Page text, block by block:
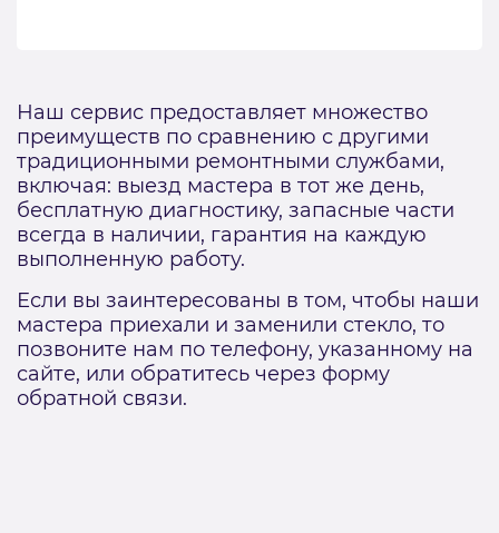
Наш сервис предоставляет множество
преимуществ по сравнению с другими
традиционными ремонтными службами,
включая: выезд мастера в тот же день,
бесплатную диагностику, запасные части
всегда в наличии, гарантия на каждую
выполненную работу.
Если вы заинтересованы в том, чтобы наши
мастера приехали и заменили стекло, то
позвоните нам по телефону, указанному на
сайте, или обратитесь через форму
обратной связи.